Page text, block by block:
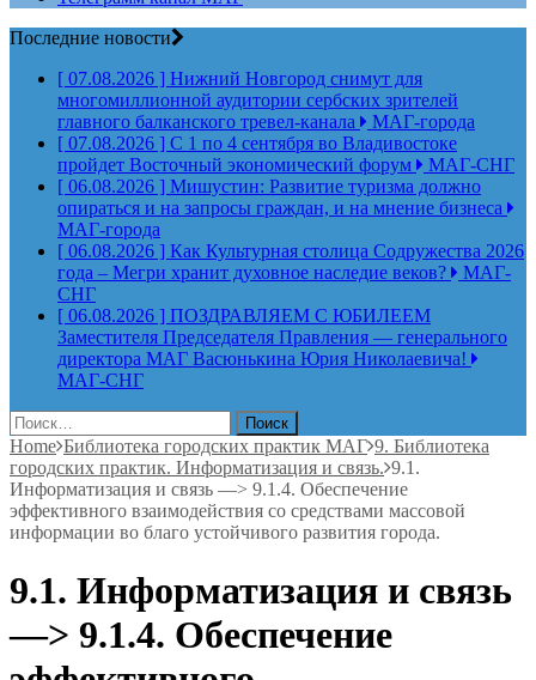
Последние новости
[ 07.08.2026 ] Нижний Новгород снимут для
многомиллионной аудитории сербских зрителей
главного балканского тревел-канала
МАГ-города
[ 07.08.2026 ] С 1 по 4 сентября во Владивостоке
пройдет Восточный экономический форум
МАГ-СНГ
[ 06.08.2026 ] Мишустин: Развитие туризма должно
опираться и на запросы граждан, и на мнение бизнеса
МАГ-города
[ 06.08.2026 ] Как Культурная столица Содружества 2026
года – Мегри хранит духовное наследие веков?
МАГ-
СНГ
[ 06.08.2026 ] ПОЗДРАВЛЯЕМ С ЮБИЛЕЕМ
Заместителя Председателя Правления — генерального
директора МАГ Васюнькина Юрия Николаевича!
МАГ-СНГ
Найти:
Home Библиотека городских практик МАГ 9. Библиотека
городских практик. Информатизация и связь. 9.1.
Информатизация и связь —> 9.1.4. Обеспечение
эффективного взаимодействия со средствами массовой
информации во благо устойчивого развития города.
9.1. Информатизация и связь
—> 9.1.4. Обеспечение